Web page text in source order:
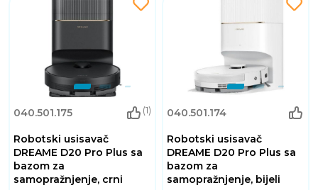
040.501.175 (1)
Robotski usisavač
DREAME D20 Pro Plus sa
bazom za
samopražnjenje, crni
040.501.174
Robotski usisavač
DREAME D20 Pro Plus sa
bazom za
samopražnjenje, bijeli